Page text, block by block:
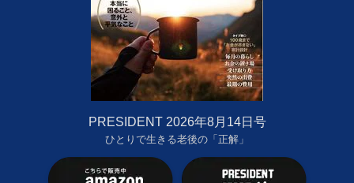
PRESIDENT 2026年8月14日号
ひとりで生きる老後の「正解」